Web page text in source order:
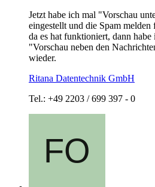
Jetzt habe ich mal "Vorschau
eingestellt und die Spam
da es hat funktioniert, dann
"Vorschau neben den
wieder.
Ritana Datentechnik GmbH
Tel.: +49 2203 / 699 397 - 0